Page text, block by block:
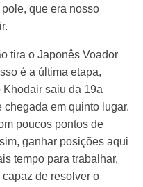
que era nosso
tira o Japonês Voador
é a última etapa,
saiu da 19a
em quinto lugar.
poucos pontos de
ganhar posições aqui
tempo para trabalhar,
de resolver o